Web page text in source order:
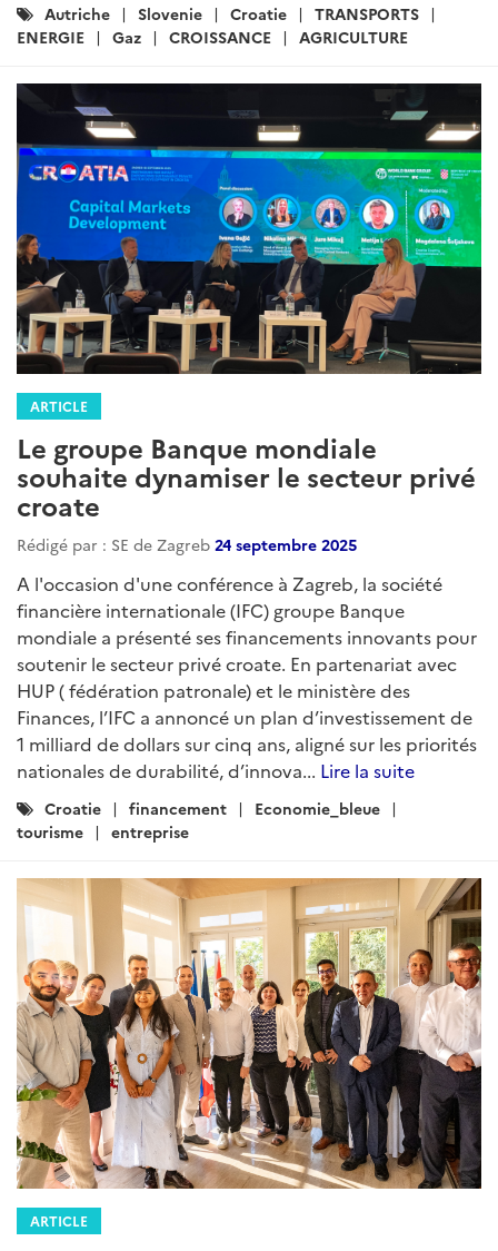
Catégories
:
Autriche Slovenie Croatie
TRANSPORTS
ENERGIE
Gaz CROISSANCE AGRICULTURE
ARTICLE
Le groupe Banque mondiale
souhaite dynamiser le secteur privé
croate
Rédigé par : SE de Zagreb 24 septembre 2025
A l'occasion d'une conférence à Zagreb, la société
financière internationale (IFC) groupe Banque
mondiale a présenté ses financements innovants pour
soutenir le secteur privé croate. En partenariat avec
HUP ( fédération patronale) et le ministère des
Finances, l’IFC a annoncé un plan d’investissement de
1 milliard de dollars sur cinq ans, aligné sur les priorités
nationales de durabilité, d’innova... Lire la suite
Catégories
:
Croatie financement
Economie_bleue
tourisme
entreprise
ARTICLE